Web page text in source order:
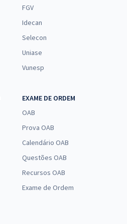
FGV
Idecan
Selecon
Uniase
Vunesp
EXAME DE ORDEM
OAB
Prova OAB
Calendário OAB
Questões OAB
Recursos OAB
Exame de Ordem